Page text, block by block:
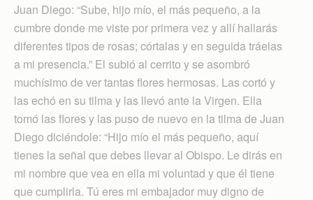
Juan Diego: “Sube, hijo mío, el más pequeño, a la
cumbre donde me viste por primera vez y allí hallarás
diferentes tipos de rosas; córtalas y en seguida tráelas
a mi presencia.” El subió al cerrito y se asombró
muchísimo de ver tantas flores hermosas. Las cortó y
las echó en su tilma y las llevó ante la Virgen. Ella
tomó las flores y las puso de nuevo en la tilma de Juan
Diego diciéndole: “Hijo mío el más pequeño, aquí
tienes la señal que debes llevar al Obispo. Le dirás en
mi nombre que vea en ella mi voluntad y que él tiene
que cumplirla. Tú eres mi embajador muy digno de